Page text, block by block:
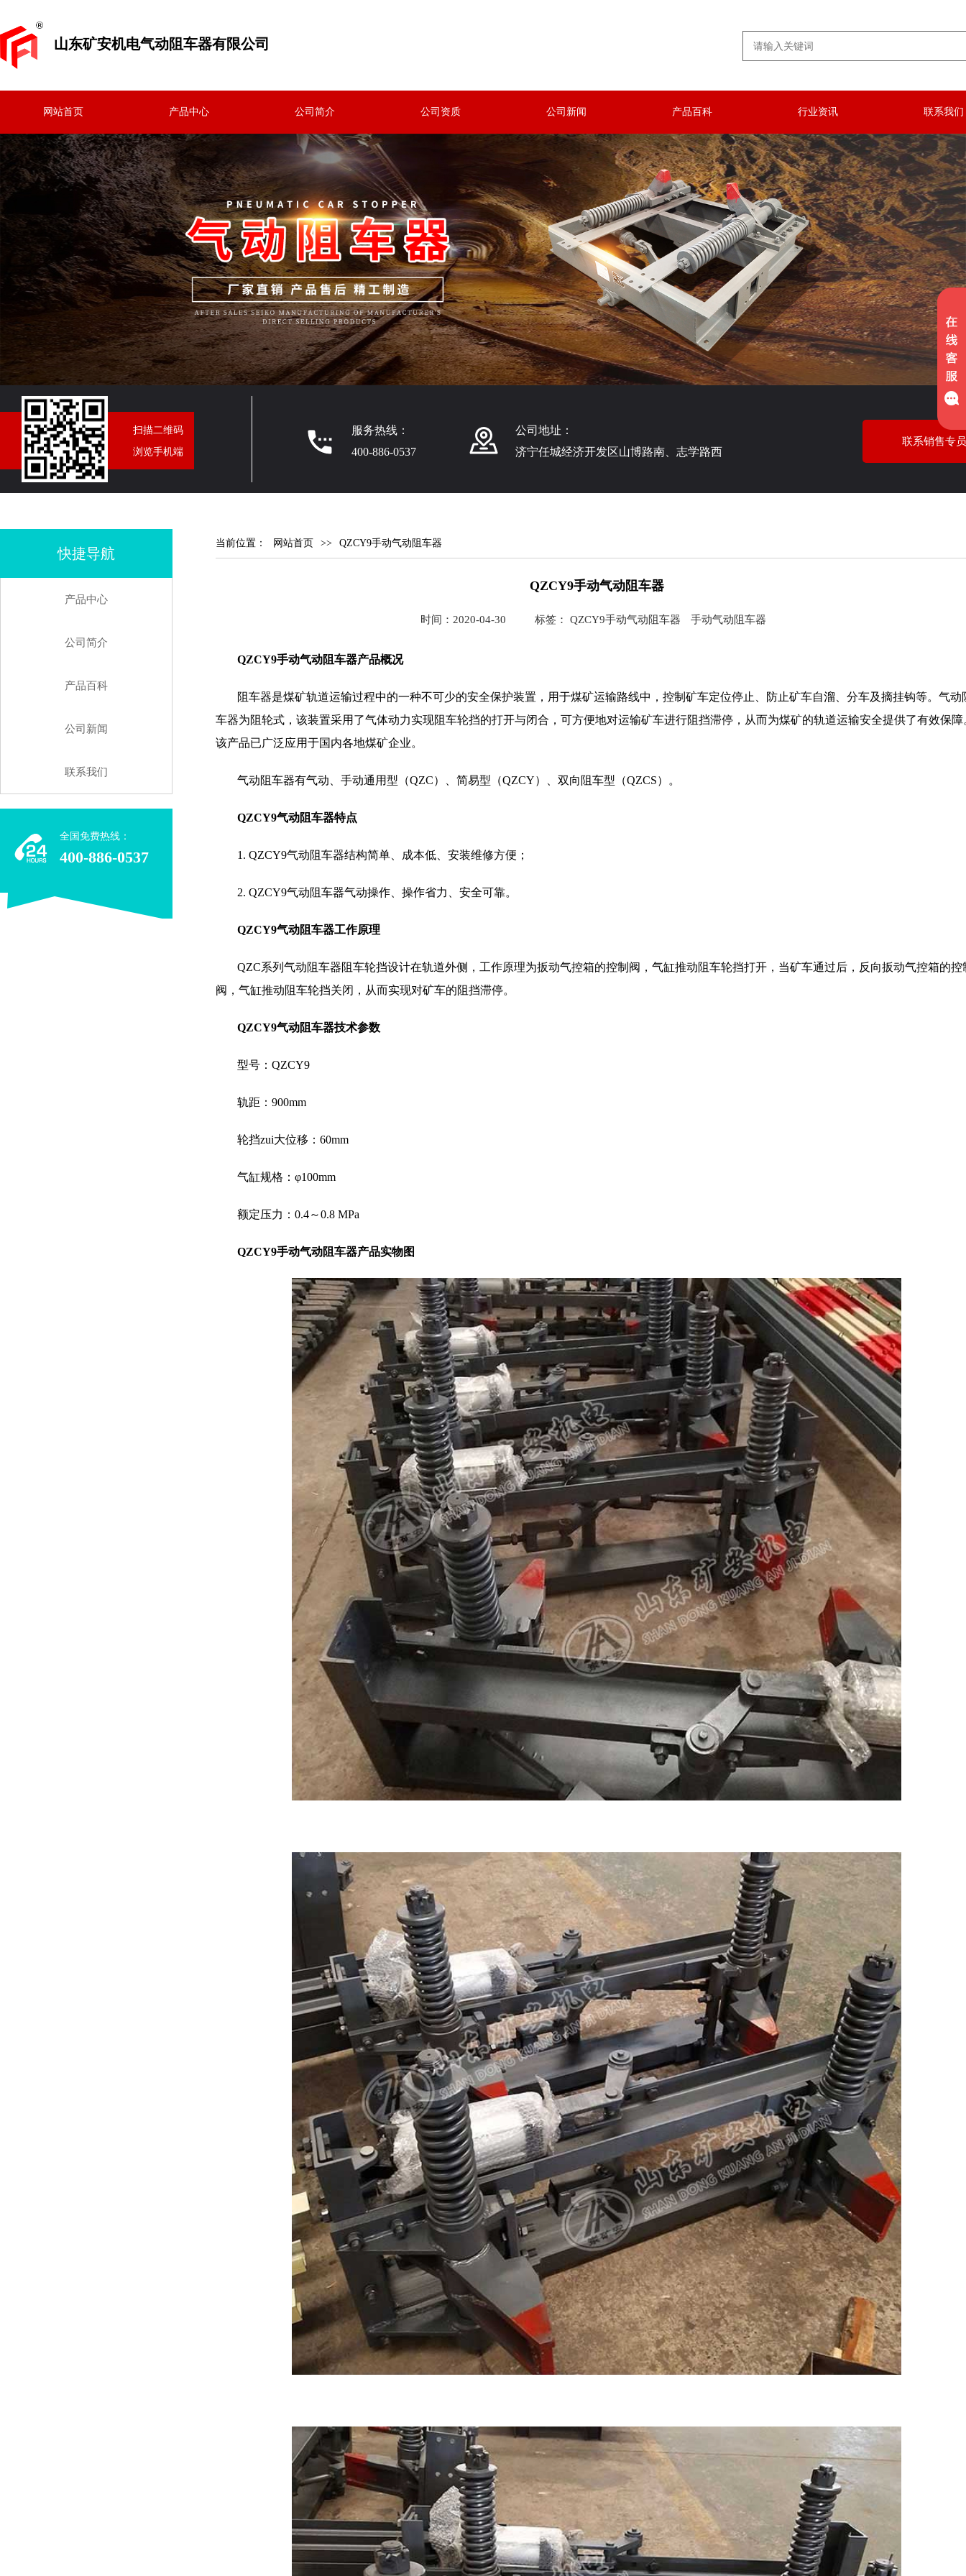
山东矿安机电气动阻车器有限公司
网站首页 产品中心 公司简介 公司资质 公司新闻 产品百科 行业资讯 联系我们
扫描二维码
浏览手机端
服务热线：
400-886-0537
公司地址：
济宁任城经济开发区山博路南、志学路西
联系销售专员
快捷导航
产品中心
公司简介
产品百科
公司新闻
联系我们
全国免费热线：
400-886-0537
当前位置： 网站首页 >> QZCY9手动气动阻车器
QZCY9手动气动阻车器
时间：2020-04-30 标签： QZCY9手动气动阻车器 手动气动阻车器
QZCY9手动气动阻车器产品概况
阻车器是煤矿轨道运输过程中的一种不可少的安全保护装置，用于煤矿运输路线中，控制矿车定位停止、防止矿车自溜、分车及摘挂钩等。气动
车器为阻轮式，该装置采用了气体动力实现阻车轮挡的打开与闭合，可方便地对运输矿车进行阻挡滞停，从而为煤矿的轨道运输安全提供了有效保障
该产品已广泛应用于国内各地煤矿企业。
气动阻车器有气动、手动通用型（QZC）、简易型（QZCY）、双向阻车型（QZCS）。
QZCY9气动阻车器特点
1. QZCY9气动阻车器结构简单、成本低、安装维修方便；
2. QZCY9气动阻车器气动操作、操作省力、安全可靠。
QZCY9气动阻车器工作原理
QZC系列气动阻车器阻车轮挡设计在轨道外侧，工作原理为扳动气控箱的控制阀，气缸推动阻车轮挡打开，当矿车通过后，反向扳动气控箱的控
阀，气缸推动阻车轮挡关闭，从而实现对矿车的阻挡滞停。
QZCY9气动阻车器技术参数
型号： QZCY9
轨距： 900mm
轮挡zui大位移： 60mm
气缸规格：φ100mm
额定压力： 0.4～0.8 MPa
QZCY9手动气动阻车器产品实物图